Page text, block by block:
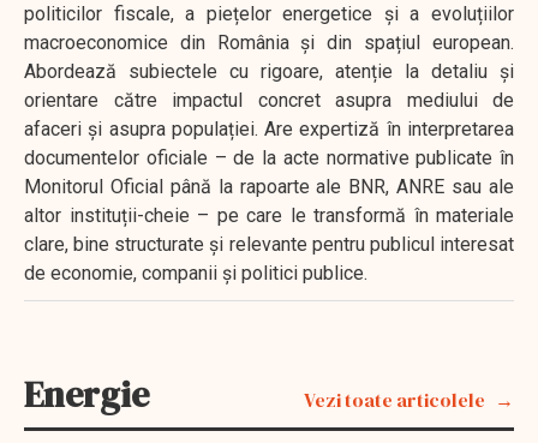
politicilor fiscale, a piețelor energetice și a evoluțiilor
macroeconomice din România și din spațiul european.
Abordează subiectele cu rigoare, atenție la detaliu și
orientare către impactul concret asupra mediului de
afaceri și asupra populației. Are expertiză în interpretarea
documentelor oficiale – de la acte normative publicate în
Monitorul Oficial până la rapoarte ale BNR, ANRE sau ale
altor instituții-cheie – pe care le transformă în materiale
clare, bine structurate și relevante pentru publicul interesat
de economie, companii și politici publice.
Energie Vezi toate articolele